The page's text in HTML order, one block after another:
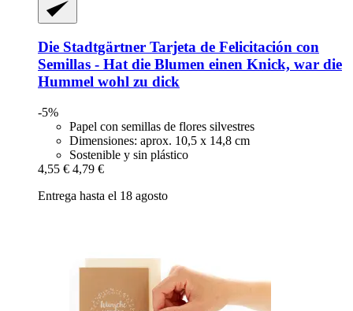
Die Stadtgärtner Tarjeta de Felicitación con
Semillas -​ Hat die Blumen einen Knick, war die
Hummel wohl zu dick
-5%
Papel con semillas de flores silvestres
Dimensiones: aprox. 10,5 x 14,8 cm
Sostenible y sin plástico
4,55 € 4,79 €
Entrega hasta el 18 agosto